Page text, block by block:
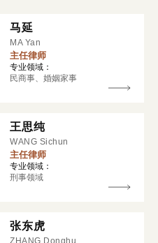
马延
MA Yan
主任律师
专业领域：
民商事、婚姻家事
王思纯
WANG Sichun
主任律师
专业领域：
刑事领域
张东虎
ZHANG Donghu